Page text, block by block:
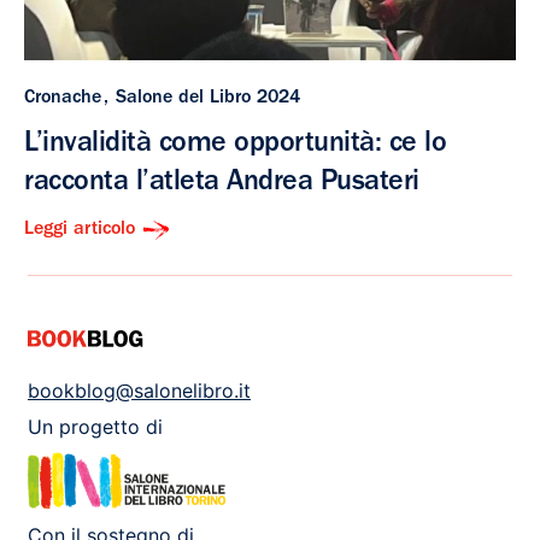
Cronache Salone del Libro 2024
L’invalidità come opportunità: ce lo
racconta l’atleta Andrea Pusateri
Leggi articolo
bookblog@salonelibro.it
Un progetto di